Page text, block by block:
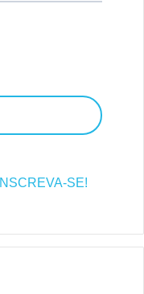
INSCREVA-SE!